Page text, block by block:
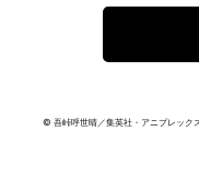
© 吾峠呼世晴／集英社・アニプレック
定♪